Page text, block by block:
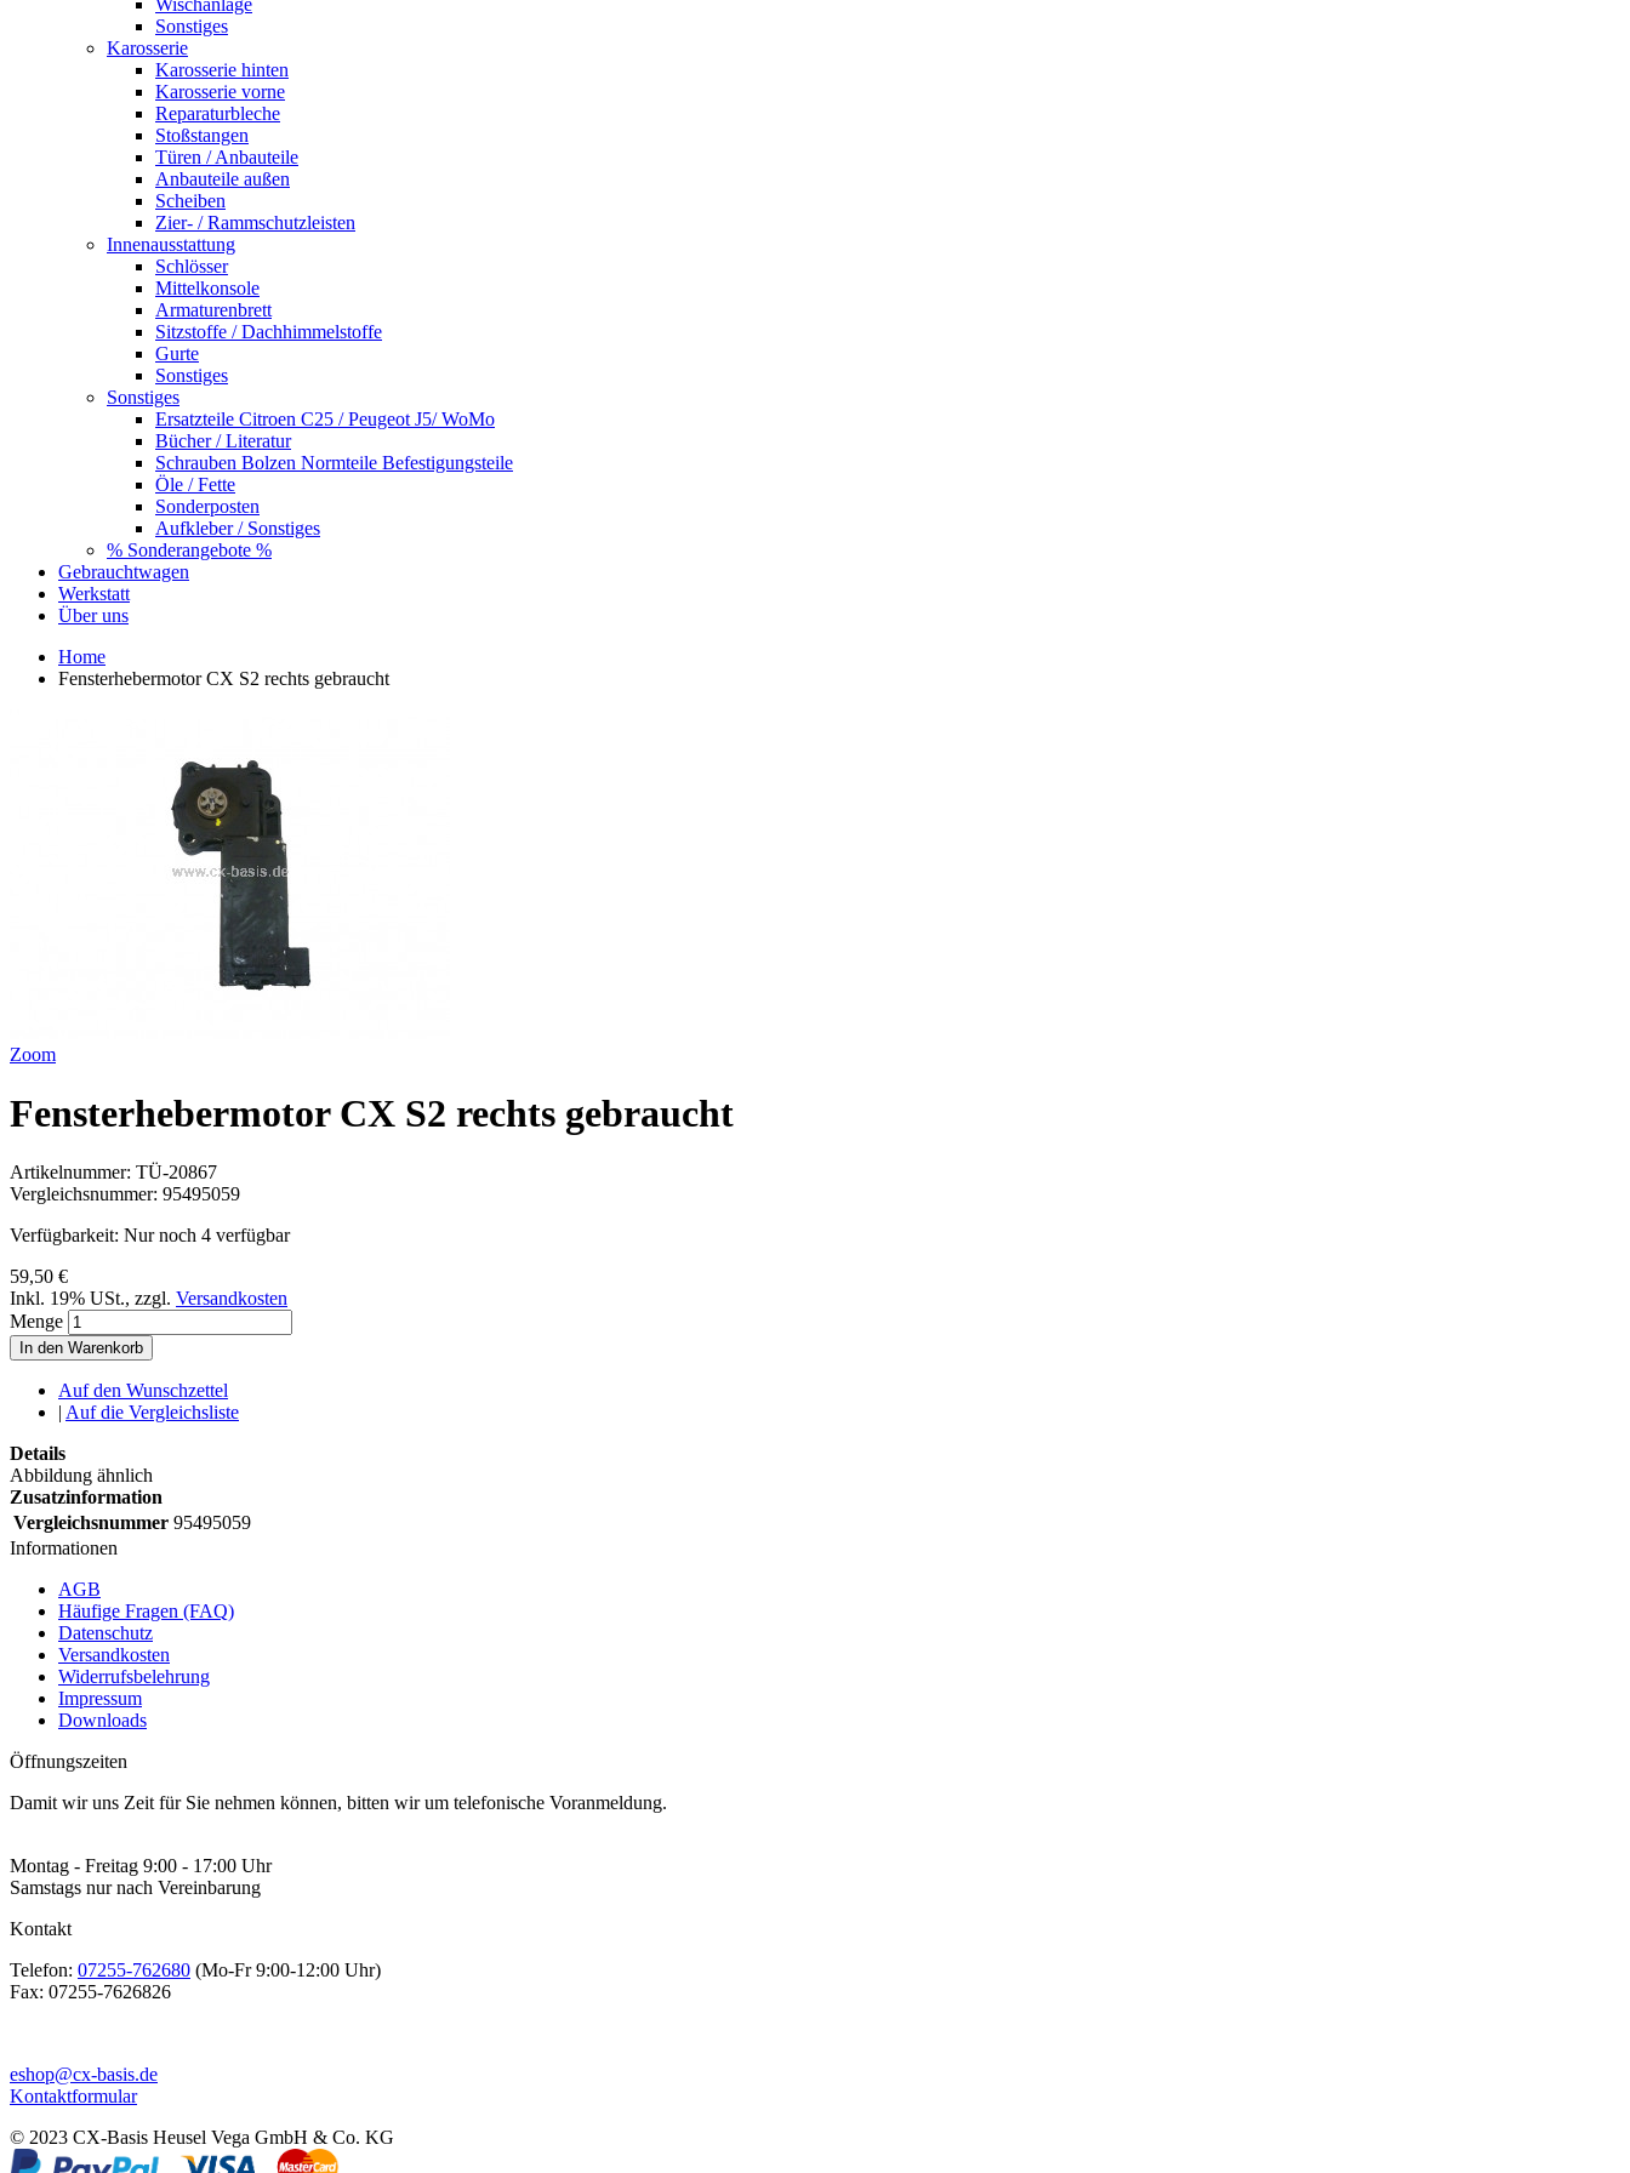
Sonstiges
Karosserie
Karosserie hinten
Karosserie vorne
Reparaturbleche
Stoßstangen
Türen / Anbauteile
Anbauteile außen
Scheiben
Zier- / Rammschutzleisten
Innenausstattung
Schlösser
Mittelkonsole
Armaturenbrett
Sitzstoffe / Dachhimmelstoffe
Gurte
Sonstiges
Sonstiges
Ersatzteile Citroen C25 / Peugeot J5/ WoMo
Bücher / Literatur
Schrauben Bolzen Normteile Befestigungsteile
Öle / Fette
Sonderposten
Aufkleber / Sonstiges
% Sonderangebote %
Gebrauchtwagen
Werkstatt
Über uns
Home
Fensterhebermotor CX S2 rechts gebraucht
Zoom
Fensterhebermotor CX S2 rechts gebraucht
Artikelnummer: TÜ-20867
Vergleichsnummer: 95495059
Verfügbarkeit: Nur noch 4 verfügbar
59,50 €
Inkl. 19% USt., zzgl. Versandkosten
Menge
In den Warenkorb
Auf den Wunschzettel
| Auf die Vergleichsliste
Details
Abbildung ähnlich
Zusatzinformation
Vergleichsnummer 95495059
Informationen
AGB
Häufige Fragen (FAQ)
Datenschutz
Versandkosten
Widerrufsbelehrung
Impressum
Downloads
Öffnungszeiten
Damit wir uns Zeit für Sie nehmen können, bitten wir um telefonische Voranmeldung.
Montag - Freitag 9:00 - 17:00 Uhr
Samstags nur nach Vereinbarung
Kontakt
Telefon: 07255-762680 (Mo-Fr 9:00-12:00 Uhr)
Fax: 07255-7626826
eshop@cx-basis.de
Kontaktformular
© 2023 CX-Basis Heusel Vega GmbH & Co. KG